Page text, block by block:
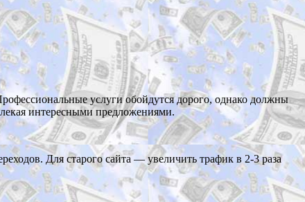
услуги обойдутся дорого, однако должны
интересными предложениями.
Для старого сайта — увеличить трафик в 2-3 раза